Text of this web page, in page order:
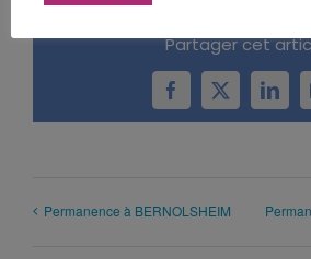
Partager cet
Facebook
X
Permanence à BERNOLSHEIM